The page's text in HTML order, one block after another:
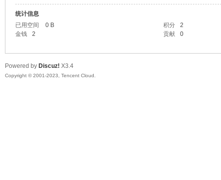
统计信息
已用空间
0 B 积分
2
金钱
2 贡献 0
Powered by Discuz! X3.4
Copyright © 2001-2023, Tencent Cloud.